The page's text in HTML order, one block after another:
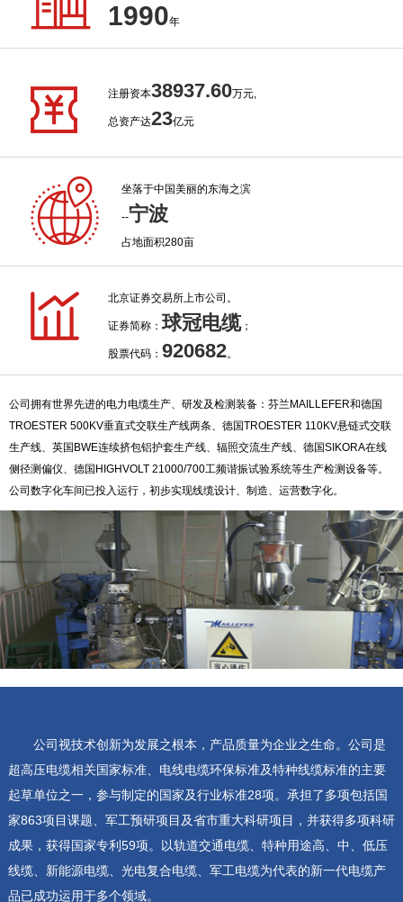
1990年
注册资本38937.60万元,
总资产达23亿元
坐落于中国美丽的东海之滨
--宁波
占地面积280亩
北京证券交易所上市公司。
证券简称：球冠电缆；
股票代码： 920682。
公司拥有世界先进的电力电缆生产、研发及检测装备：芬兰MAILLEFER和德国
TROESTER 500KV垂直式交联生产线两条、德国TROESTER 110KV悬链式交联
生产线、英国BWE连续挤包铝护套生产线、辐照交流生产线、德国SIKORA在线
侧径测偏仪、德国HIGHVOLT 21000/700工频谐振试验系统等生产检测设备等。
公司数字化车间已投入运行，初步实现线缆设计、制造、运营数字化。
公司视技术创新为发展之根本，产品质量为企业之生命。公司是
超高压电缆相关国家标准、电线电缆环保标准及特种线缆标准的主要
起草单位之一，参与制定的国家及行业标准28项。承担了多项包括国
家863项目课题、军工预研项目及省市重大科研项目，并获得多项科研
成果，获得国家专利59项。以轨道交通电缆、特种用途高、中、低压
线缆、新能源电缆、光电复合电缆、军工电缆为代表的新一代电缆产
品已成功运用于多个领域。